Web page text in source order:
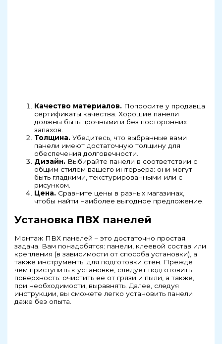
Качество материалов. Попросите у продавца
сертификаты качества. Хорошие панели
должны быть прочными и без посторонних
запахов.
Толщина. Убедитесь, что выбранные вами
панели имеют достаточную толщину для
обеспечения долговечности.
Дизайн. Выбирайте панели в соответствии с
общим стилем вашего интерьера: они могут
быть гладкими, текстурированными или с
рисунком.
Цена. Сравните цены в разных магазинах,
чтобы найти наиболее выгодное предложение.
Установка ПВХ панелей
Монтаж ПВХ панелей – это достаточно простая
задача. Вам понадобятся: панели, клеевой состав или
крепления (в зависимости от способа установки), а
также инструменты для подготовки стен. Прежде
чем приступить к установке, следует подготовить
поверхность: очистить ее от грязи и пыли, а также,
при необходимости, выравнять. Далее, следуя
инструкции, вы сможете легко установить панели
даже без опыта.